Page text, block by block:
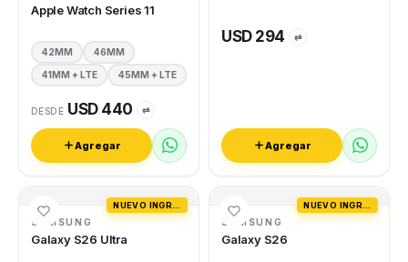
Apple Watch Series 11
42MM 46MM
41MM + LTE 45MM + LTE
DESDE USD 440 ⇄
Agregar
USD 294 ⇄
Agregar
SAMSUNG
Galaxy S26 Ultra
SAMSUNG
Galaxy S26